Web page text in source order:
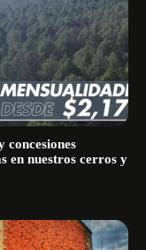
concesiones
en nuestros cerros y